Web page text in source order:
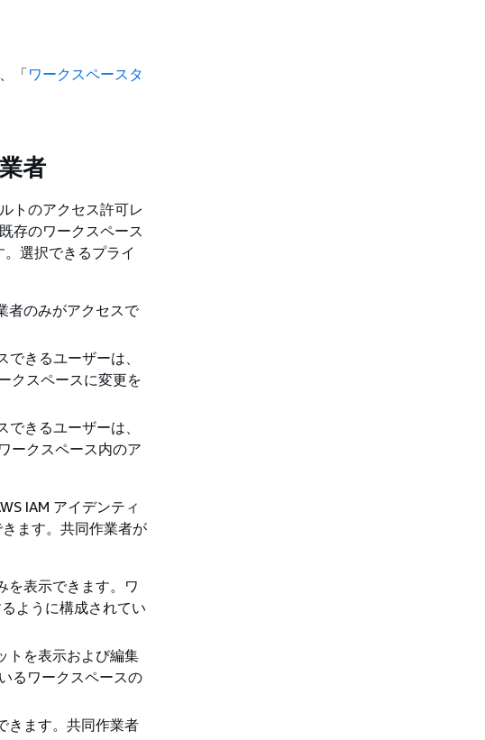
「ワークスペースタ
者
トのアクセス許可レ
存のワークスペース
選択できるプライ
者のみがアクセスで
きるユーザーは、
クスペースに変更を
きるユーザーは、
ークスペース内のア
IAM アイデンティ
ます。共同作業者が
を表示できます。ワ
ように構成されてい
トを表示および編集
るワークスペースの
きます。共同作業者